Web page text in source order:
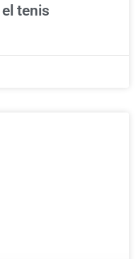
tenis